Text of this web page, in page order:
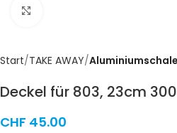
Start TAKE AWAY
Deckel für 803, 23cm
CHF 45.00